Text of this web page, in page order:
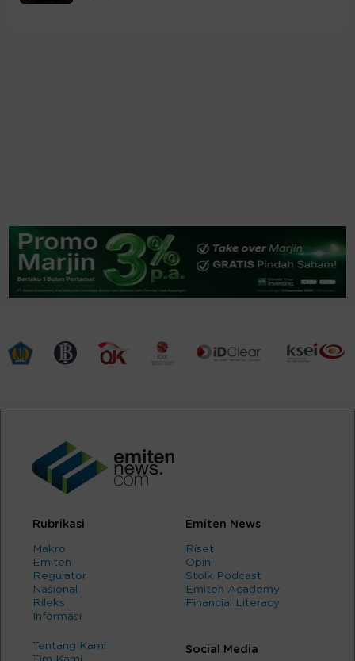
Rubrikasi
Makro
Emiten
Regulator
Nasional
Rileks
Informasi
Emiten News
Riset
Opini
Stolk Podcast
Emiten Academy
Financial Literacy
Tentang Kami
Social Media